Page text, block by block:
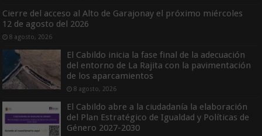
Cierre del acceso al Alto de Garajonay el próximo miércoles
12 de agosto del 2026
8 agosto, 2026
El Cabildo inicia la fase final de la adecuación
del entorno de La Rajita con la pavimentación
de los aparcamientos
8 agosto, 2026
El Cabildo abre a la ciudadanía la elaboración
del Plan Estratégico de Igualdad y Políticas de
Género 2027-2030